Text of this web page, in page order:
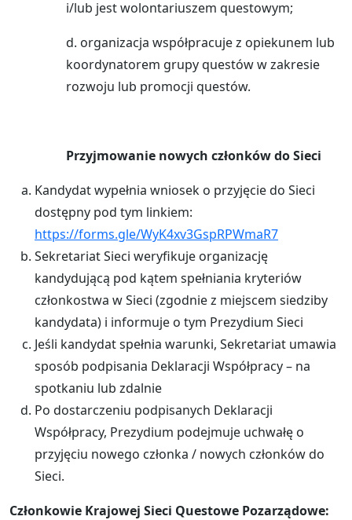
i/lub jest wolontariuszem questowym;
d. organizacja współpracuje z opiekunem lub
koordynatorem grupy questów w zakresie
rozwoju lub promocji questów.
Przyjmowanie nowych członków do Sieci
Kandydat wypełnia wniosek o przyjęcie do Sieci
dostępny pod tym linkiem:
https://forms.gle/WyK4xv3GspRPWmaR7
Sekretariat Sieci weryfikuje organizację
kandydującą pod kątem spełniania kryteriów
członkostwa w Sieci (zgodnie z miejscem siedziby
kandydata) i informuje o tym Prezydium Sieci
Jeśli kandydat spełnia warunki, Sekretariat umawia
sposób podpisania Deklaracji Współpracy – na
spotkaniu lub zdalnie
Po dostarczeniu podpisanych Deklaracji
Współpracy, Prezydium podejmuje uchwałę o
przyjęciu nowego członka / nowych członków do
Sieci.
Członkowie Krajowej Sieci Questowe Pozarządowe: